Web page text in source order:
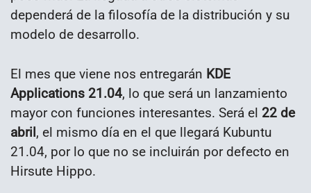
dependerá de la filosofía de la distribución y su
modelo de desarrollo.
El mes que viene nos entregarán KDE
Applications 21.04, lo que será un lanzamiento
mayor con funciones interesantes. Será el 22 de
abril, el mismo día en el que llegará Kubuntu
21.04, por lo que no se incluirán por defecto en
Hirsute Hippo.